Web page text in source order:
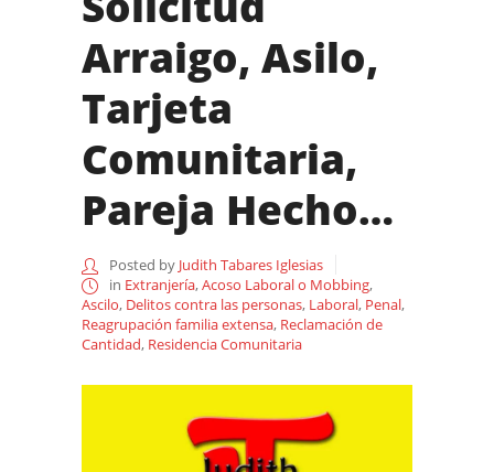
Arraigo, Asilo,
Tarjeta
Comunitaria,
Pareja Hecho…
Posted by Judith Tabares Iglesias
in Extranjería,Acoso Laboral o Mobbing,
Ascilo, Delitos contra las personas, Laboral, Penal,
Reagrupación familia extensa, Reclamación de
Cantidad, Residencia Comunitaria